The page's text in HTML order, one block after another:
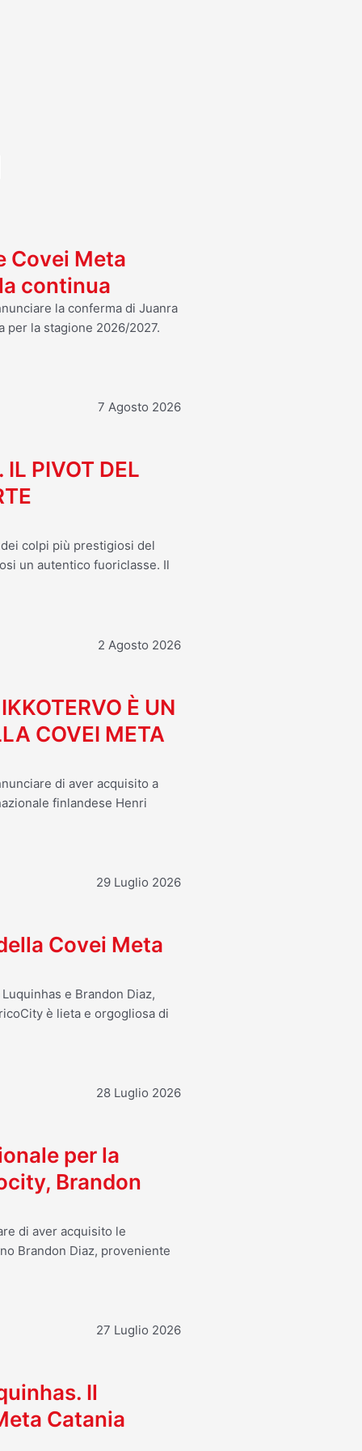
Covei Meta
continua
la conferma di Juanra
per la stagione 2026/2027.
7 Agosto 2026
IL PIVOT DEL
colpi più prestigiosi del
un autentico fuoriclasse. Il
2 Agosto 2026
È UN
COVEI META
di aver acquisito a
finlandese Henri
29 Luglio 2026
Covei Meta
e Brandon Diaz,
è lieta e orgogliosa di
28 Luglio 2026
per la
Brandon
di aver acquisito le
Brandon Diaz, proveniente
27 Luglio 2026
Il
Catania